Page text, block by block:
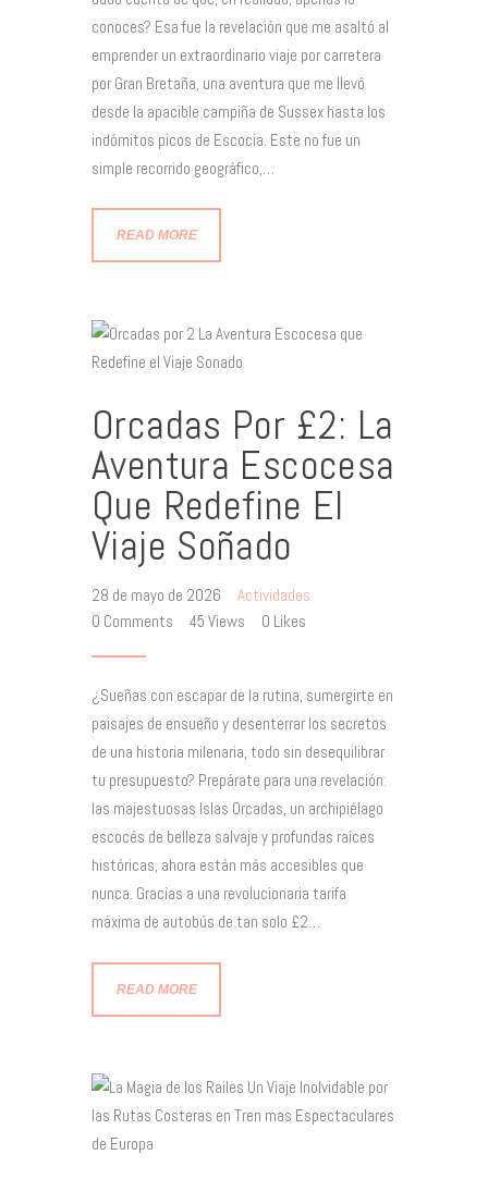
conoces? Esa fue la revelación que me asaltó al
emprender un extraordinario viaje por carretera
por Gran Bretaña, una aventura que me llevó
desde la apacible campiña de Sussex hasta los
indómitos picos de Escocia. Este no fue un
simple recorrido geográfico,…
READ MORE
Orcadas Por £2: La
Aventura Escocesa
Que Redefine El
Viaje Soñado
28 de mayo de 2026
Actividades
0 Comments 45 Views 0 Likes
¿Sueñas con escapar de la rutina, sumergirte en
paisajes de ensueño y desenterrar los secretos
de una historia milenaria, todo sin desequilibrar
tu presupuesto? Prepárate para una revelación:
las majestuosas Islas Orcadas, un archipiélago
escocés de belleza salvaje y profundas raíces
históricas, ahora están más accesibles que
nunca. Gracias a una revolucionaria tarifa
máxima de autobús de tan solo £2…
READ MORE